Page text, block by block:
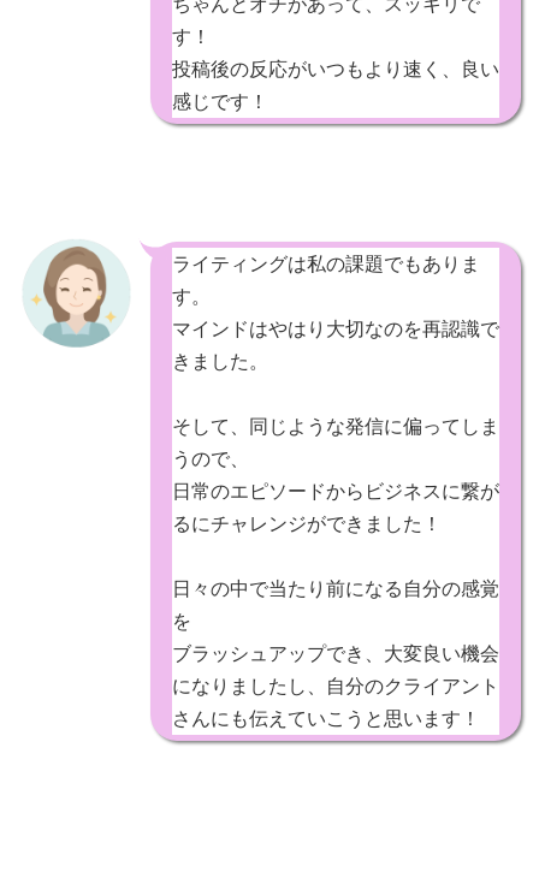
す！
投稿後の反応がいつもより速く、良い
感じです！
ライティングは私の課題でもありま
す。
マインドはやはり大切なのを再認識で
きました。
そして、同じような発信に偏ってしま
うので、
日常のエピソードからビジネスに繋が
るにチャレンジができました！
日々の中で当たり前になる自分の感覚
を
ブラッシュアップでき、大変良い機会
になりましたし、自分のクライアント
さんにも伝えていこうと思います！